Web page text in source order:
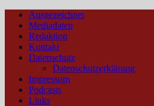
Ausgezeichnet
Mediadaten
Redaktion
Kontakt
Datenschutz
Datenschutzerklärung
Impressum
Podcasts
Links